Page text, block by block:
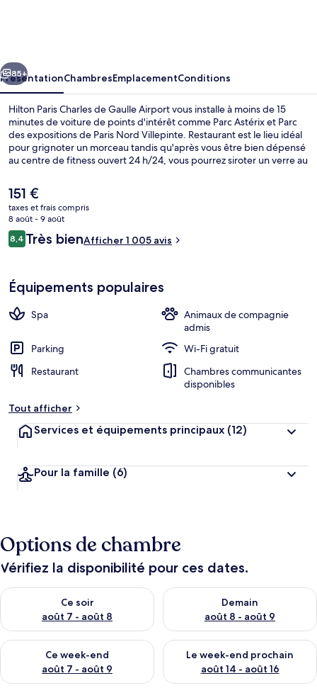
Gaulle
Airport
Suivant
85+
PrésentationChambresEmplacementConditions
Hilton Paris Charles de Gaulle Airport vous installe à moins de 15
minutes de voiture de points d'intérêt comme Parc Astérix et Parc
des expositions de Paris Nord Villepinte. Restaurant est le lieu idéal
pour grignoter un morceau tandis qu'après vous être bien dépensé
au centre de fitness ouvert 24 h/24, vous pourrez siroter un verre au
qu'une dizaine de minutes pour rejoindre des sites comme Usines
Center Paris Outlet (centre commercial) et Parc des Expositions du
Bourget.Le personnel attentionné et la présentation générale
remportent un vif succès auprès des autres voyageurs. Les
transports publics sont tout proches. Gare Aéroport Charles-de-
Gaulle 1 se situe à seulement 5 min à pied.
Le
prix
actuel
est
de
151 €
taxes et frais compris
8 août - 9 août
Avis
voyageurs
8,48,4 sur 10
Très bienAfficher 1 005 avis
Équipements populaires
Spa
Animaux de compagnie
admis
Parking
Wi-Fi gratuit
Restaurant
Chambres communicantes
disponibles
Tout afficher
Services et équipements principaux (12)
Pour la famille (6)
Options de chambre
Vérifiez la disponibilité pour ces dates.
Ce soir
août 7 - août 8
Vérifier la disponibilité pour ce soir août 7 - août 8
Demain
août 8 - août 9
Vérifier la disponibilité pour
Ce week-end
août 7 - août 9
Vérifier la disponibilité pour ce week-end août 7 - août 9
Le week-end prochain
août 14 - août 16
Vérifier la disponibilité pour